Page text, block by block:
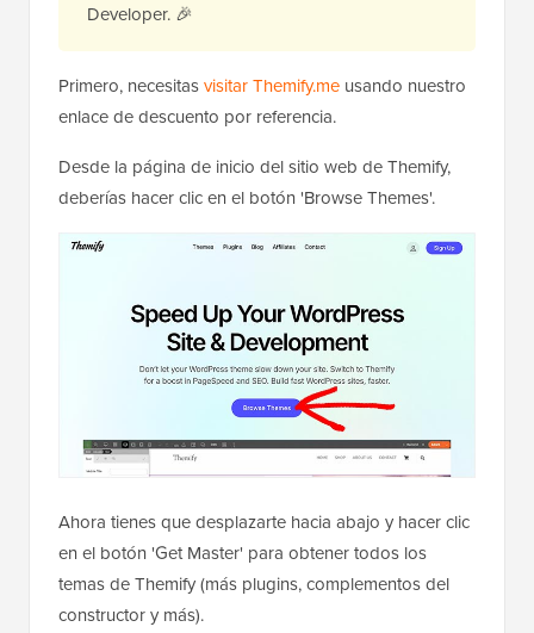
Developer. 🎉
Primero, necesitasvisitar Themify.me usando nuestro
enlace de descuento por referencia.
Desde la página de inicio del sitio web de Themify,
deberías hacer clic en el botón 'Browse Themes'.
Ahora tienes que desplazarte hacia abajo y hacer clic
en el botón 'Get Master' para obtener todos los
temas de Themify (más plugins, complementos del
constructor y más).